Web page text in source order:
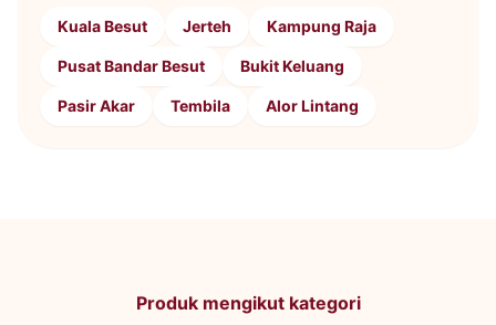
Kuala Besut Jerteh Kampung Raja
Pusat Bandar Besut Bukit Keluang
Pasir Akar Tembila Alor Lintang
Produk mengikut kategori